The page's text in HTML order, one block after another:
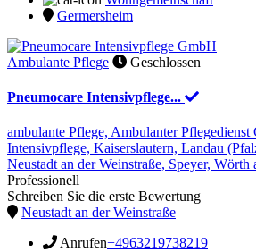
Germersheim
Ambulante Pflege Geschlossen
Pneumocare Intensivpflege...
ambulante Pflege, Ambulanter Pflegedienst
Intensivpflege, Kaiserslautern, Landau
Neustadt an der Weinstraße, Speyer, Wörth
Professionell
Schreiben Sie die erste Bewertung
Neustadt an der Weinstraße
Anrufen+4963219738219